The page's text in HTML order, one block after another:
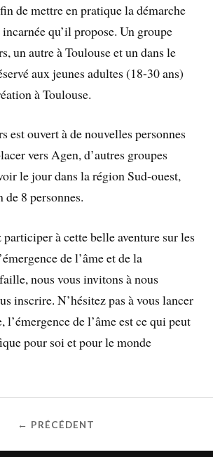
de mettre en pratique la démarche
qu’il propose. Un groupe
un autre à Toulouse et un dans le
aux jeunes adultes (18-30 ans)
à Toulouse.
est ouvert à de nouvelles personnes
vers Agen, d’autres groupes
le jour dans la région Sud-ouest,
8 personnes.
à cette belle aventure sur les
de l’âme et de la
nous vous invitons à nous
inscrire. N’hésitez pas à vous lancer
l’émergence de l’âme est ce qui peut
pour soi et pour le monde
← PRÉCÉDENT